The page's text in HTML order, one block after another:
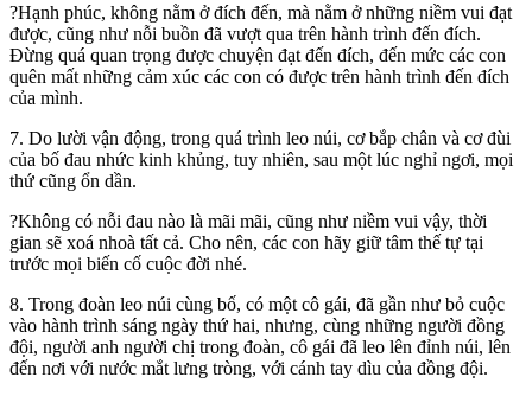
?Hạnh phúc, không nằm ở đích đến, mà nằm ở những niềm vui đạt
được, cũng như nỗi buồn đã vượt qua trên hành trình đến đích.
Đừng quá quan trọng được chuyện đạt đến đích, đến mức các con
quên mất những cảm xúc các con có được trên hành trình đến đích
của mình.
7. Do lười vận động, trong quá trình leo núi, cơ bắp chân và cơ đùi
của bố đau nhức kinh khủng, tuy nhiên, sau một lúc nghỉ ngơi, mọi
thứ cũng ổn dần.
?Không có nỗi đau nào là mãi mãi, cũng như niềm vui vậy, thời
gian sẽ xoá nhoà tất cả. Cho nên, các con hãy giữ tâm thế tự tại
trước mọi biến cố cuộc đời nhé.
8. Trong đoàn leo núi cùng bố, có một cô gái, đã gần như bỏ cuộc
vào hành trình sáng ngày thứ hai, nhưng, cùng những người đồng
đội, người anh người chị trong đoàn, cô gái đã leo lên đỉnh núi, lên
đến nơi với nước mắt lưng tròng, với cánh tay dìu của đồng đội.